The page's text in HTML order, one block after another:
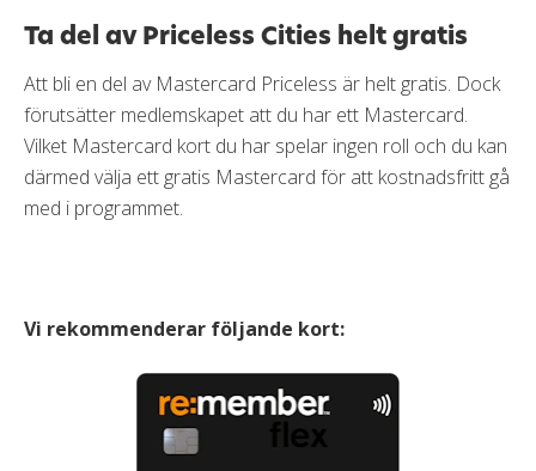
Ta del av Priceless Cities helt gratis
Att bli en del av Mastercard Priceless är helt gratis. Dock
förutsätter medlemskapet att du har ett Mastercard.
Vilket Mastercard kort du har spelar ingen roll och du kan
därmed välja ett gratis Mastercard för att kostnadsfritt gå
med i programmet.
Vi rekommenderar följande kort: